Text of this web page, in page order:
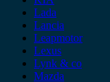
Lada
Lancia
Leapmotor
Lexus
Lynk & co
Mazda